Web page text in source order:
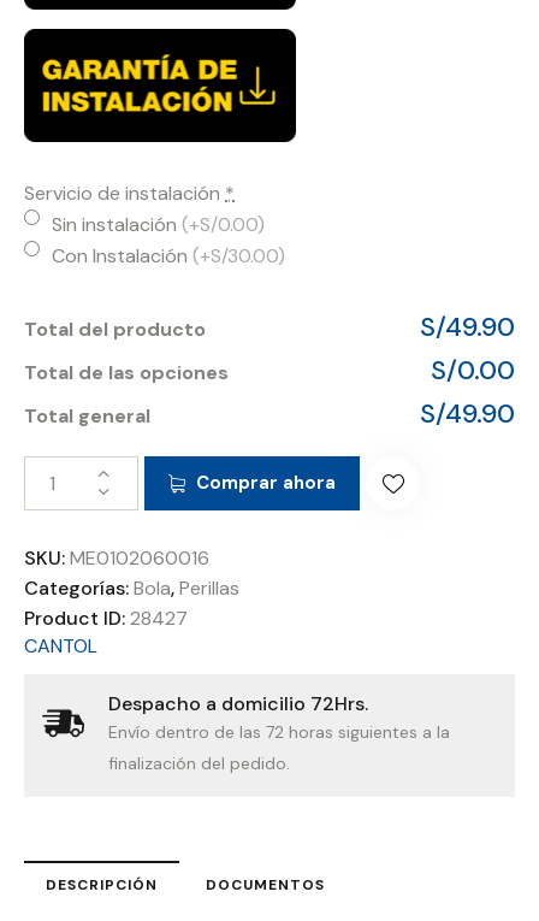
Servicio de instalación *
Sin instalación (+S/0.00)
Con Instalación (+S/30.00)
Total del producto S/49.90
Total de las opciones S/0.00
Total general S/49.90
Comprar ahora
SKU:ME0102060016
Categorías:Bola,Perillas
Product ID:28427
CANTOL
Despacho a domicilio 72Hrs.
Envío dentro de las 72 horas siguientes a la
finalización del pedido.
DESCRIPCIÓN DOCUMENTOS